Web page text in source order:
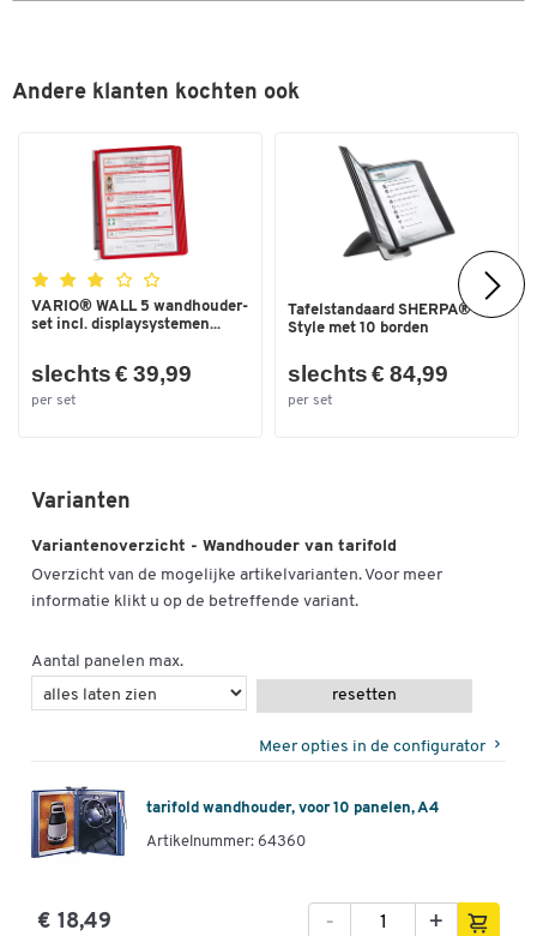
Andere klanten kochten ook
VARIO® WALL 5 wandhouder-
set incl. displaysystemen...
slechts € 39,99
per set
Tafelstandaard SHERPA®
Style met 10 borden
slechts € 84,99
per set
Varianten
Variantenoverzicht - Wandhouder van tarifold
Overzicht van de mogelijke artikelvarianten. Voor meer
informatie klikt u op de betreffende variant.
Aantal panelen max.
resetten
Meer opties in de configurator
tarifold wandhouder, voor 10 panelen, A4
Artikelnummer: 64360
€ 18,49 +
-